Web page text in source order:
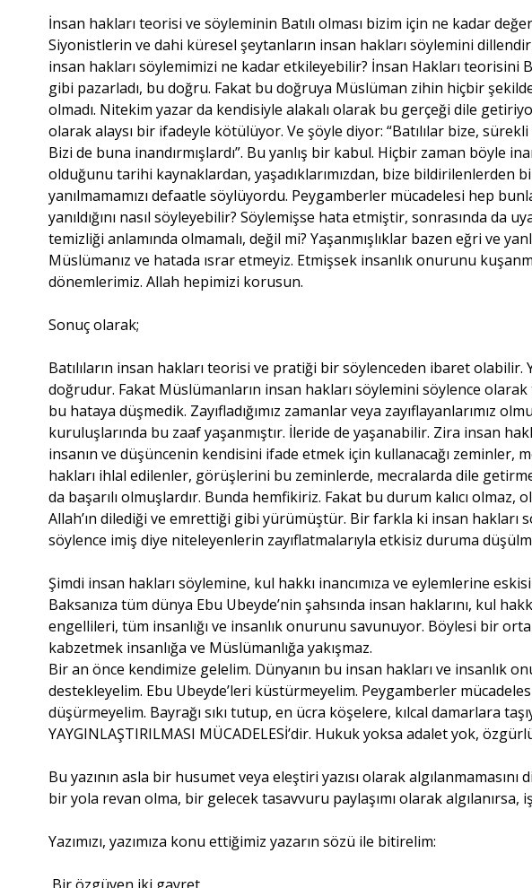
İnsan hakları teorisi ve söyleminin Batılı olması bizim için ne kadar
Siyonistlerin ve dahi küresel şeytanların insan hakları söylemini
insan hakları söylemimizi ne kadar etkileyebilir? İnsan Hakları teorisini
gibi pazarladı, bu doğru. Fakat bu doğruya Müslüman zihin hiçbir
olmadı. Nitekim yazar da kendisiyle alakalı olarak bu gerçeği dile
olarak alaysı bir ifadeyle kötülüyor. Ve şöyle diyor: “Batılılar bize,
Bizi de buna inandırmışlardı”. Bu yanlış bir kabul. Hiçbir zaman böyle
olduğunu tarihi kaynaklardan, yaşadıklarımızdan, bize bildirilenlerden
yanılmamamızı defaatle söylüyordu. Peygamberler mücadelesi hep
yanıldığını nasıl söyleyebilir? Söylemişse hata etmiştir, sonrasında da
temizliği anlamında olmamalı, değil mi? Yaşanmışlıklar bazen eğri ve
Müslümanız ve hatada ısrar etmeyiz. Etmişsek insanlık onurunu
dönemlerimiz. Allah hepimizi korusun.
Sonuç olarak;
Batılıların insan hakları teorisi ve pratiği bir söylenceden ibaret
doğrudur. Fakat Müslümanların insan hakları söylemini söylence
bu hataya düşmedik. Zayıfladığımız zamanlar veya zayıflayanlarımız
kuruluşlarında bu zaaf yaşanmıştır. İleride de yaşanabilir. Zira insan
insanın ve düşüncenin kendisini ifade etmek için kullanacağı zeminler,
hakları ihlal edilenler, görüşlerini bu zeminlerde, mecralarda dile
da başarılı olmuşlardır. Bunda hemfikiriz. Fakat bu durum kalıcı olmaz,
Allah’ın dilediği ve emrettiği gibi yürümüştür. Bir farkla ki insan hakları
söylence imiş diye niteleyenlerin zayıflatmalarıyla etkisiz duruma
Şimdi insan hakları söylemine, kul hakkı inancımıza ve eylemlerine
Baksanıza tüm dünya Ebu Ubeyde’nin şahsında insan haklarını, kul
engellileri, tüm insanlığı ve insanlık onurunu savunuyor. Böylesi bir
kabzetmek insanlığa ve Müslümanlığa yakışmaz.
Bir an önce kendimize gelelim. Dünyanın bu insan hakları ve insanlık
destekleyelim. Ebu Ubeyde’leri küstürmeyelim. Peygamberler
düşürmeyelim. Bayrağı sıkı tutup, en ücra köşelere, kılcal damarlara
YAYGINLAŞTIRILMASI MÜCADELESİ’dir. Hukuk yoksa adalet yok,
Bu yazının asla bir husumet veya eleştiri yazısı olarak
bir yola revan olma, bir gelecek tasavvuru paylaşımı olarak algılanırsa,
Yazımızı, yazımıza konu ettiğimiz yazarın sözü ile bitirelim: